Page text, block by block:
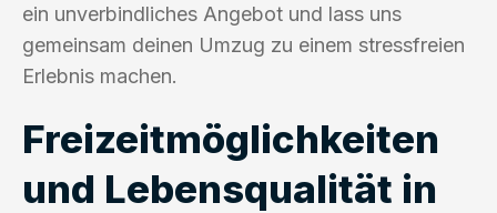
ein unverbindliches Angebot und lass uns
gemeinsam deinen Umzug zu einem stressfreien
Erlebnis machen.
Freizeitmöglichkeiten
und Lebensqualität in